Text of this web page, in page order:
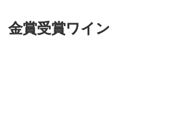
金賞受賞ワイン